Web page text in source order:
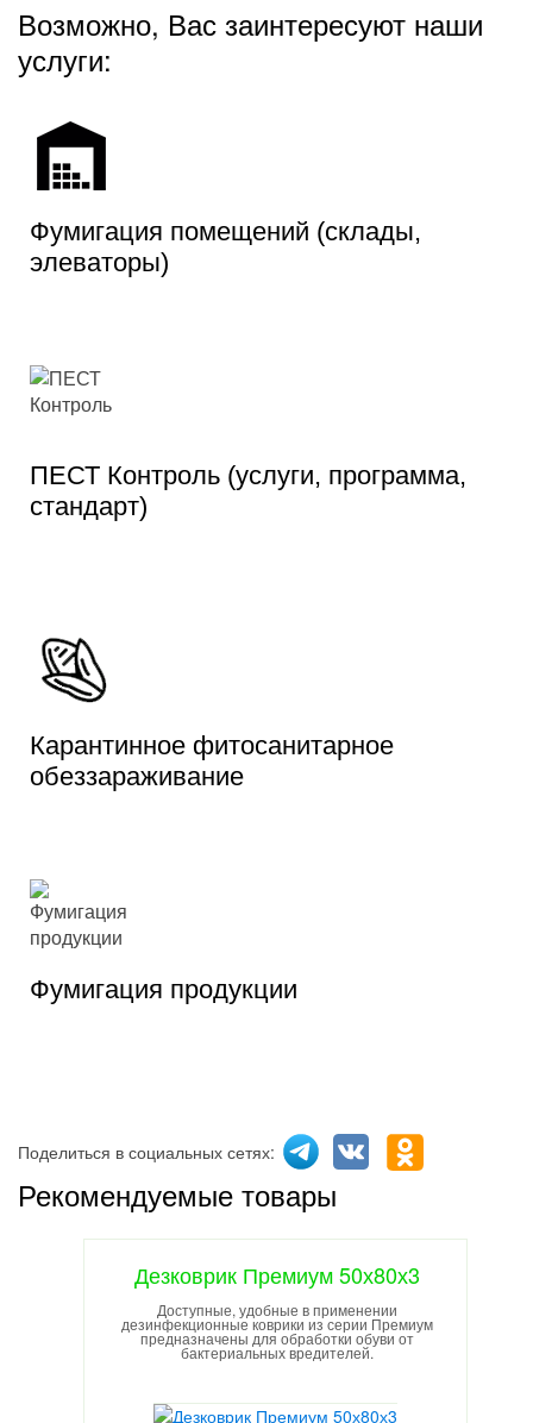
Возможно, Вас заинтересуют наши
услуги:
Фумигация помещений (склады,
элеваторы)
ПЕСТ Контроль (услуги, программа,
стандарт)
Карантинное фитосанитарное
обеззараживание
Фумигация продукции
Поделиться в социальных сетях:
Рекомендуемые товары
Дезковрик Премиум 50х80х3
Доступные, удобные в применении
дезинфекционные коврики из серии Премиум
предназначены для обработки обуви от
бактериальных вредителей.